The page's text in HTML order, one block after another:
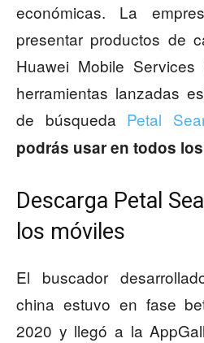
económicas. La
presentar productos de
Huawei Mobile
herramientas lanzadas
de búsqueda Petal
podrás usar en todos
Descarga Petal
los móviles
El buscador
china estuvo en fase
2020 y llegó a la